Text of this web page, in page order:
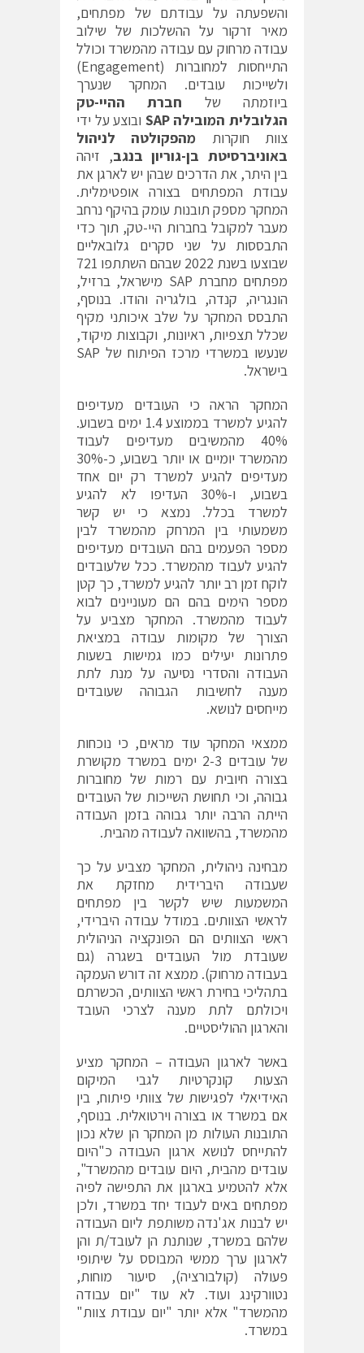
והשפעתה על עבודתם של מפתחים,
מאיר זרקור על ההשלכות של שילוב
עבודה מרחוק עם עבודה מהמשרד וכולל
התייחסות למחוברות (Engagement)
ולשייכות עובדים. המחקר שנערך
ביוזמתה של חברת ההיי-טק
הגלובלית המובילה SAP ובוצע על ידי
צוות חוקרות מהפקולטה לניהול
באוניברסיטת בן-גוריון בנגב, זיהה
בין היתר, את הדרכים שבהן יש לארגן את
עבודת המפתחים בצורה אופטימלית.
המחקר מספק תובנות עומק בהיקף נרחב
מעבר למקובל בחברות היי-טק, תוך כדי
התבססות על שני סקרים גלובאליים
שבוצעו בשנת 2022 שבהם השתתפו 721
מפתחים מחברת SAP מישראל, ברזיל,
הונגריה, קנדה, בולגריה והודו. בנוסף,
התבסס המחקר על שלב איכותני מקיף
שכלל תצפיות, ראיונות, וקבוצות מיקוד,
שנעשו במשרדי מרכז הפיתוח של SAP
בישראל.
המחקר הראה כי העובדים מעדיפים
להגיע למשרד בממוצע 1.4 ימים בשבוע.
40% מהמשיבים מעדיפים לעבוד
מהמשרד יומיים או יותר בשבוע, כ-30%
מעדיפים להגיע למשרד רק יום אחד
בשבוע, ו-30% העדיפו לא להגיע
למשרד בכלל. נמצא כי יש קשר
משמעותי בין המרחק מהמשרד לבין
מספר הפעמים בהם העובדים מעדיפים
להגיע לעבוד מהמשרד. ככל שלעובדים
לוקח זמן רב יותר להגיע למשרד, כך קטן
מספר הימים בהם הם מעוניינים לבוא
לעבוד מהמשרד. המחקר מצביע על
הצורך של מקומות עבודה במציאת
פתרונות יעילים כמו גמישות בשעות
העבודה והסדרי נסיעה על מנת לתת
מענה לחשיבות הגבוהה שעובדים
מייחסים לנושא.
ממצאי המחקר עוד מראים, כי נוכחות
של עובדים 2-3 ימים במשרד מקושרת
בצורה חיובית עם רמות של מחוברות
גבוהה, וכי תחושת השייכות של העובדים
הייתה הרבה יותר גבוהה בזמן העבודה
מהמשרד, בהשוואה לעבודה מהבית.
מבחינה ניהולית, המחקר מצביע על כך
שעבודה היברידית מחזקת את
המשמעות שיש לקשר בין מפתחים
לראשי הצוותים. במודל עבודה היברידי,
ראשי הצוותים הם הפונקציה הניהולית
שעובדת מול העובדים בשגרה (גם
בעבודה מרחוק). ממצא זה דורש העמקה
בתהליכי בחירת ראשי הצוותים, הכשרתם
ויכולתם לתת מענה לצרכי העובד
והארגון ההוליסטיים.
באשר לארגון העבודה – המחקר מציע
הצעות קונקרטיות לגבי המיקום
האידיאלי לפגישות של צוותי פיתוח, בין
אם במשרד או בצורה וירטואלית. בנוסף,
התובנות העולות מן המחקר הן שלא נכון
להתייחס לנושא ארגון העבודה כ"היום
עובדים מהבית, היום עובדים מהמשרד",
אלא להטמיע בארגון את התפישה לפיה
מפתחים באים לעבוד יחד במשרד, ולכן
יש לבנות אג'נדה משותפת ליום העבודה
שלהם במשרד, שנותנת הן לעובד/ת והן
לארגון ערך ממשי המבוסס על שיתופי
פעולה (קולבורציה), סיעור מוחות,
נטוורקינג ועוד. לא עוד "יום עבודה
מהמשרד" אלא יותר "יום עבודת צוות"
במשרד.